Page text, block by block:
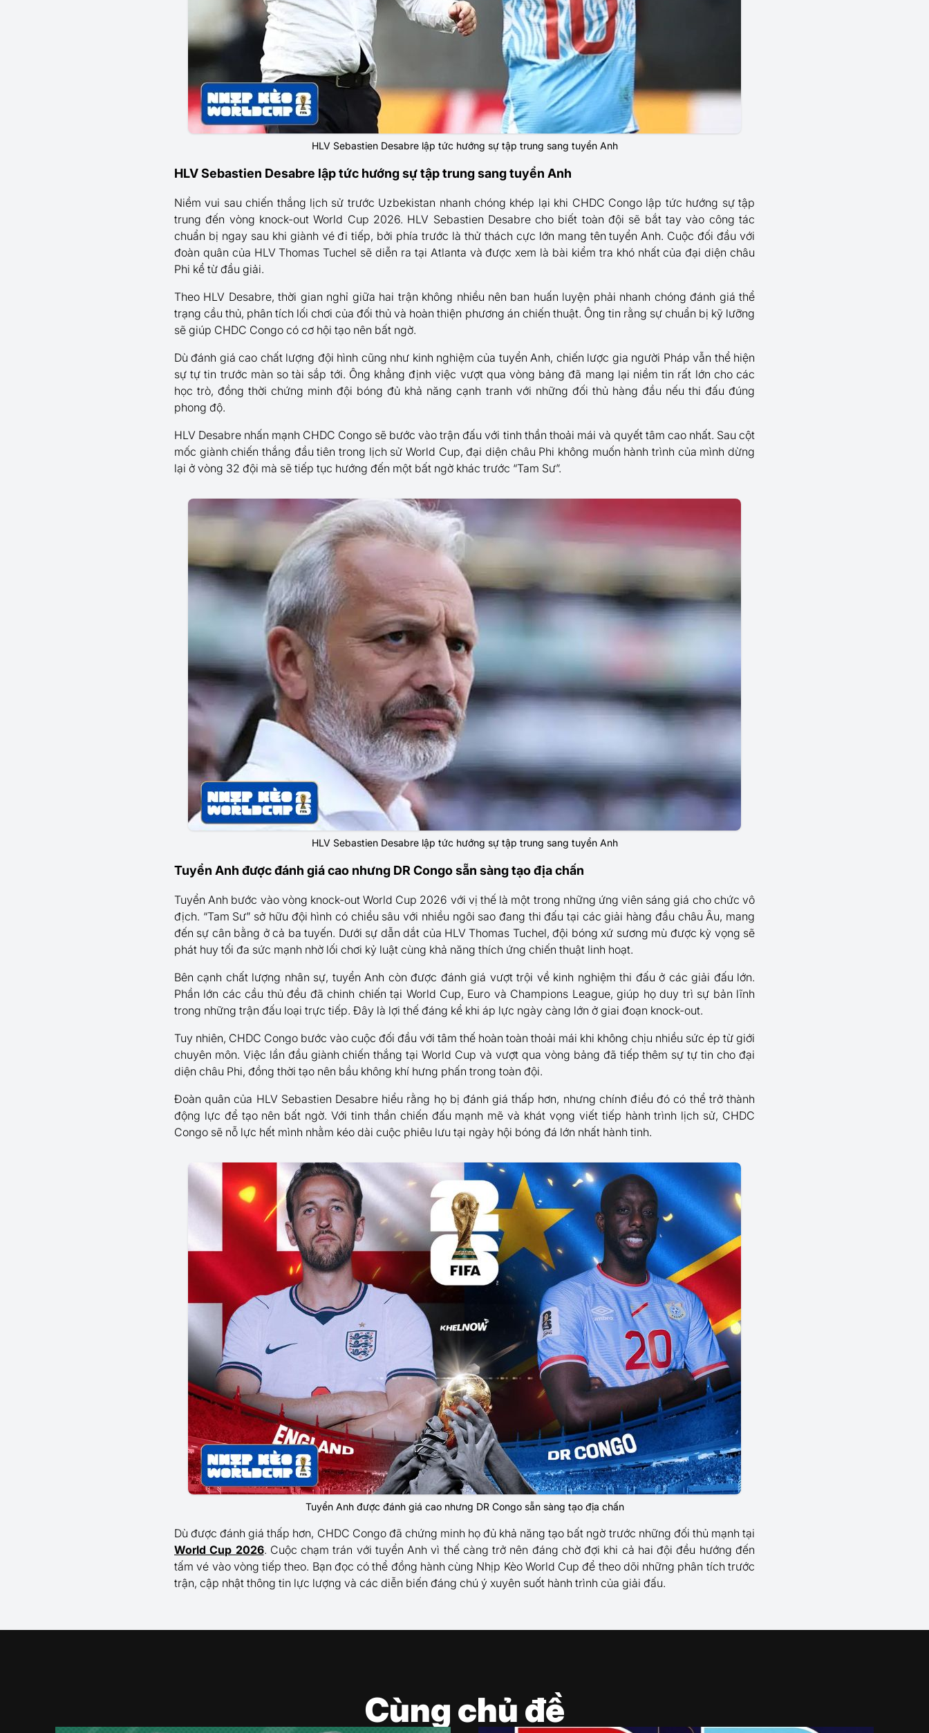
HLV Sebastien Desabre lập tức hướng sự tập trung sang tuyển Anh
HLV Sebastien Desabre lập tức hướng sự tập trung sang tuyển Anh
Niềm vui sau chiến thắng lịch sử trước Uzbekistan nhanh chóng khép lại khi CHDC Congo lập tức hướng sự tập
trung đến vòng knock-out World Cup 2026. HLV Sebastien Desabre cho biết toàn đội sẽ bắt tay vào công tác
chuẩn bị ngay sau khi giành vé đi tiếp, bởi phía trước là thử thách cực lớn mang tên tuyển Anh. Cuộc đối đầu với
đoàn quân của HLV Thomas Tuchel sẽ diễn ra tại Atlanta và được xem là bài kiểm tra khó nhất của đại diện châu
Phi kể từ đầu giải.
Theo HLV Desabre, thời gian nghỉ giữa hai trận không nhiều nên ban huấn luyện phải nhanh chóng đánh giá thể
trạng cầu thủ, phân tích lối chơi của đối thủ và hoàn thiện phương án chiến thuật. Ông tin rằng sự chuẩn bị kỹ lưỡng
sẽ giúp CHDC Congo có cơ hội tạo nên bất ngờ.
Dù đánh giá cao chất lượng đội hình cũng như kinh nghiệm của tuyển Anh, chiến lược gia người Pháp vẫn thể hiện
sự tự tin trước màn so tài sắp tới. Ông khẳng định việc vượt qua vòng bảng đã mang lại niềm tin rất lớn cho các
học trò, đồng thời chứng minh đội bóng đủ khả năng cạnh tranh với những đối thủ hàng đầu nếu thi đấu đúng
phong độ.
HLV Desabre nhấn mạnh CHDC Congo sẽ bước vào trận đấu với tinh thần thoải mái và quyết tâm cao nhất. Sau cột
mốc giành chiến thắng đầu tiên trong lịch sử World Cup, đại diện châu Phi không muốn hành trình của mình dừng
lại ở vòng 32 đội mà sẽ tiếp tục hướng đến một bất ngờ khác trước “Tam Sư”.
HLV Sebastien Desabre lập tức hướng sự tập trung sang tuyển Anh
Tuyển Anh được đánh giá cao nhưng DR Congo sẵn sàng tạo địa chấn
Tuyển Anh bước vào vòng knock-out World Cup 2026 với vị thế là một trong những ứng viên sáng giá cho chức vô
địch. “Tam Sư” sở hữu đội hình có chiều sâu với nhiều ngôi sao đang thi đấu tại các giải hàng đầu châu Âu, mang
đến sự cân bằng ở cả ba tuyến. Dưới sự dẫn dắt của HLV Thomas Tuchel, đội bóng xứ sương mù được kỳ vọng sẽ
phát huy tối đa sức mạnh nhờ lối chơi kỷ luật cùng khả năng thích ứng chiến thuật linh hoạt.
Bên cạnh chất lượng nhân sự, tuyển Anh còn được đánh giá vượt trội về kinh nghiệm thi đấu ở các giải đấu lớn.
Phần lớn các cầu thủ đều đã chinh chiến tại World Cup, Euro và Champions League, giúp họ duy trì sự bản lĩnh
trong những trận đấu loại trực tiếp. Đây là lợi thế đáng kể khi áp lực ngày càng lớn ở giai đoạn knock-out.
Tuy nhiên, CHDC Congo bước vào cuộc đối đầu với tâm thế hoàn toàn thoải mái khi không chịu nhiều sức ép từ giới
chuyên môn. Việc lần đầu giành chiến thắng tại World Cup và vượt qua vòng bảng đã tiếp thêm sự tự tin cho đại
diện châu Phi, đồng thời tạo nên bầu không khí hưng phấn trong toàn đội.
Đoàn quân của HLV Sebastien Desabre hiểu rằng họ bị đánh giá thấp hơn, nhưng chính điều đó có thể trở thành
động lực để tạo nên bất ngờ. Với tinh thần chiến đấu mạnh mẽ và khát vọng viết tiếp hành trình lịch sử, CHDC
Congo sẽ nỗ lực hết mình nhằm kéo dài cuộc phiêu lưu tại ngày hội bóng đá lớn nhất hành tinh.
Tuyển Anh được đánh giá cao nhưng DR Congo sẵn sàng tạo địa chấn
Dù được đánh giá thấp hơn, CHDC Congo đã chứng minh họ đủ khả năng tạo bất ngờ trước những đối thủ mạnh tại
World Cup 2026. Cuộc chạm trán với tuyển Anh vì thế càng trở nên đáng chờ đợi khi cả hai đội đều hướng đến
tấm vé vào vòng tiếp theo. Bạn đọc có thể đồng hành cùng Nhịp Kèo World Cup để theo dõi những phân tích trước
trận, cập nhật thông tin lực lượng và các diễn biến đáng chú ý xuyên suốt hành trình của giải đấu.
Cùng chủ đề